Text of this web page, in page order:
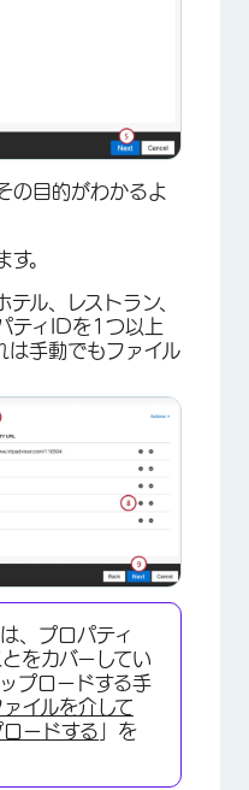
の目的がわかるよ
す。
ル、レストラン、
ティIDを1つ以上
は手動でもファイル
、プロパティ
をカバーしてい
プロードする手
ァイルを介して
ードする 」を